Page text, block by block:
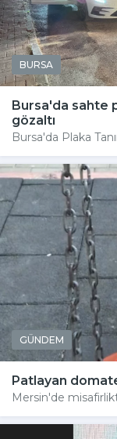
BURSA
Bursa'da sahte
gözaltı
Bursa'da Plaka
GÜNDEM
Patlayan
Mersin'de